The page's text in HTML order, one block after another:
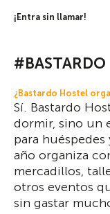
¡Entra sin llamar!
#BASTARDO
¿Bastardo Hostel
Sí. Bastardo
dormir, sino un
para
año organiza
mercadillos,
otros eventos
sin gastar